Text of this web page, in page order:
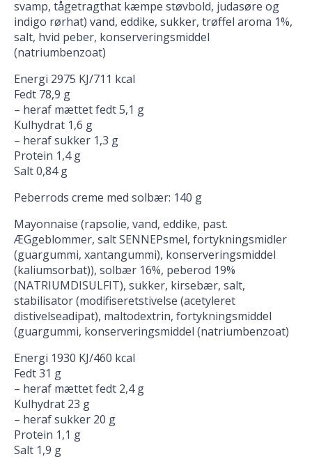
svamp, tågetragthat kæmpe støvbold, judasøre og
indigo rørhat) vand, eddike, sukker, trøffel aroma 1%,
salt, hvid peber, konserveringsmiddel
(natriumbenzoat)
Energi 2975 KJ/711 kcal
Fedt 78,9 g
– heraf mættet fedt 5,1 g
Kulhydrat 1,6 g
– heraf sukker 1,3 g
Protein 1,4 g
Salt 0,84 g
Peberrods creme med solbær: 140 g
Mayonnaise (rapsolie, vand, eddike, past.
ÆGgeblommer, salt SENNEPsmel, fortykningsmidler
(guargummi, xantangummi), konserveringsmiddel
(kaliumsorbat)), solbær 16%, peberod 19%
(NATRIUMDISULFIT), sukker, kirsebær, salt,
stabilisator (modifiseretstivelse (acetyleret
distivelseadipat), maltodextrin, fortykningsmiddel
(guargummi, konserveringsmiddel (natriumbenzoat)
Energi 1930 KJ/460 kcal
Fedt 31 g
– heraf mættet fedt 2,4 g
Kulhydrat 23 g
– heraf sukker 20 g
Protein 1,1 g
Salt 1,9 g